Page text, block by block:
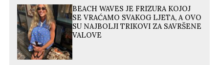
BEACH WAVES JE FRIZURA KOJOJ
SE VRAĆAMO SVAKOG LJETA, A OVO
SU NAJBOLJI TRIKOVI ZA SAVRŠENE
VALOVE